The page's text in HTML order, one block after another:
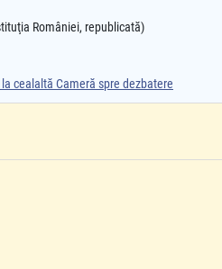
României, republicată)
cealaltă Cameră spre dezbatere